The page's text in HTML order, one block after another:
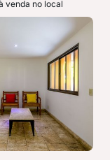
venda no local